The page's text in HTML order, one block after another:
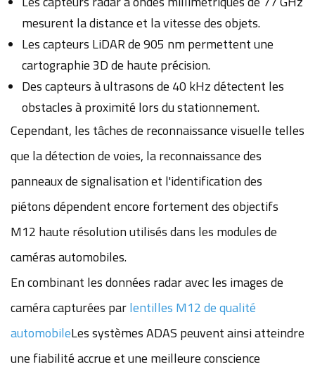
mesurent la distance et la vitesse des objets.
Les capteurs LiDAR de 905 nm permettent une
cartographie 3D de haute précision.
Des capteurs à ultrasons de 40 kHz détectent les
obstacles à proximité lors du stationnement.
Cependant, les tâches de reconnaissance visuelle telles
que la détection de voies, la reconnaissance des
panneaux de signalisation et l'identification des
piétons dépendent encore fortement des objectifs
M12 haute résolution utilisés dans les modules de
caméras automobiles.
En combinant les données radar avec les images de
caméra capturées parlentilles M12 de qualité
automobileLes systèmes ADAS peuvent ainsi atteindre
une fiabilité accrue et une meilleure conscience